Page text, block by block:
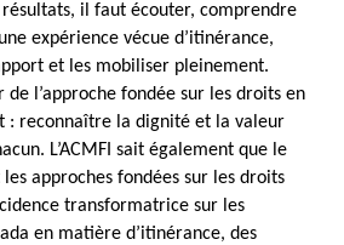
il faut écouter, comprendre
expérience vécue d’itinérance,
et les mobiliser pleinement.
l’approche fondée sur les droits en
: reconnaître la dignité et la valeur
L’ACMFI sait également que le
approches fondées sur les droits
transformatrice sur les
en matière d’itinérance, des